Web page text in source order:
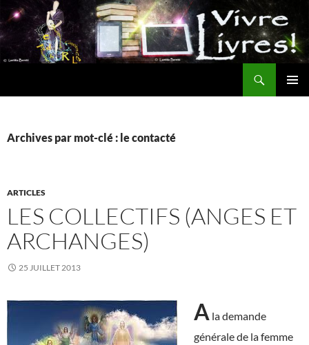
Aller
au
contenu
Archives par mot-clé : le contacté
ARTICLES
LES COLLECTIFS (ANGES ET
ARCHANGES)
25 JUILLET 2013
A la demande
générale de la femme